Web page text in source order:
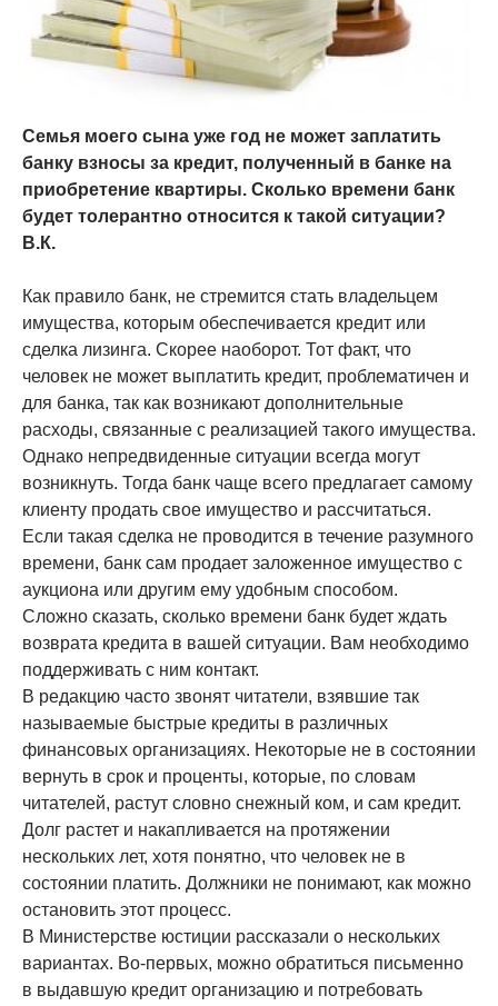
Семья моего сына уже год не может заплатить
банку взносы за кредит, полученный в банке на
приобретение квартиры. Сколько времени банк
будет толерантно относится к такой ситуации?
В.К.
Как правило банк, не стремится стать владельцем
имущества, которым обеспечивается кредит или
сделка лизинга. Скорее наоборот. Тот факт, что
человек не может выплатить кредит, проблематичен и
для банка, так как возникают дополнительные
расходы, связанные с реализацией такого имущества.
Однако непредвиденные ситуации всегда могут
возникнуть. Тогда банк чаще всего предлагает самому
клиенту продать свое имущество и рассчитаться.
Если такая сделка не проводится в течение разумного
времени, банк сам продает заложенное имущество с
аукциона или другим ему удобным способом.
Сложно сказать, сколько времени банк будет ждать
возврата кредита в вашей ситуации. Вам необходимо
поддерживать с ним контакт.
В редакцию часто звонят читатели, взявшие так
называемые быстрые кредиты в различных
финансовых организациях. Некоторые не в состоянии
вернуть в срок и проценты, которые, по словам
читателей, растут словно снежный ком, и сам кредит.
Долг растет и накапливается на протяжении
нескольких лет, хотя понятно, что человек не в
состоянии платить. Должники не понимают, как можно
остановить этот процесс.
В Министерстве юстиции рассказали о нескольких
вариантах. Во-первых, можно обратиться письменно
в выдавшую кредит организацию и потребовать